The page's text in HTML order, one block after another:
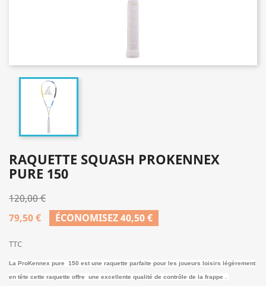
RAQUETTE SQUASH PROKENNEX
PURE 150
120,00 €
79,50 €
ÉCONOMISEZ 40,50 €
TTC
La ProKennex pure 150 est une raquette parfaite pour les joueurs loisirs légèrement
en tête cette raquette offre une excellente qualité de contrôle de la frappe .